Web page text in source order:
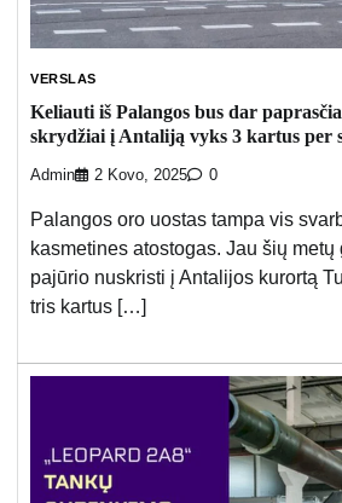
VERSLAS
Keliauti iš Palangos bus dar
skrydžiai į Antaliją vyks 3 kartus per
Admin 2 Kovo, 2025 0
Palangos oro uostas tampa vis
kasmetines atostogas. Jau šių
pajūrio nuskristi į Antalijos kurortą
tris kartus […]